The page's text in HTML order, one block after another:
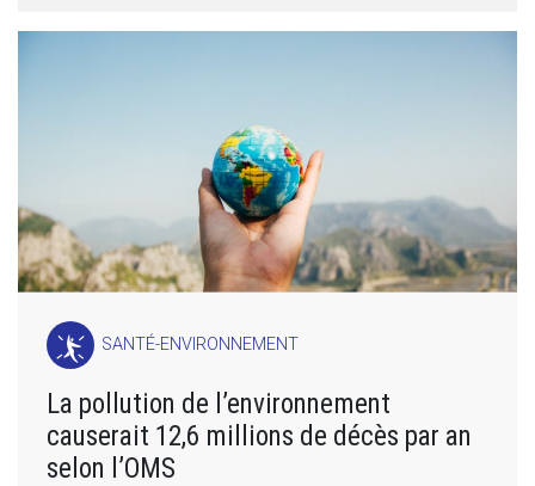
SANTÉ-ENVIRONNEMENT
La pollution de l’environnement
causerait 12,6 millions de décès par an
selon l’OMS